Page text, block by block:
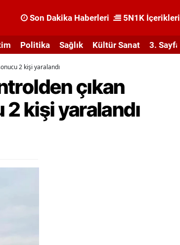
Son Dakika Haberleri 5N1K İçerikleri
Politika Sağlık Kültür Sanat 3. Sayfa
2 kişi yaralandı
çıkan
kişi yaralandı